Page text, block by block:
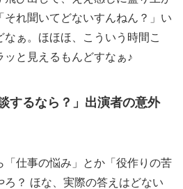
それ聞いてどないすんねん？」い
なぁ。ほほほ、こういう時間こ
と見えるもんどすなぁ♪
するなら？」出演者の意外
「仕事の悩み」とか「役作りの苦
？ ほな、実際の答えはどない